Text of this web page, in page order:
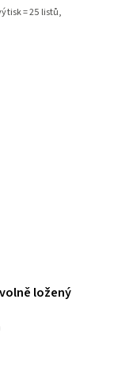
= 25 listů,
ložený